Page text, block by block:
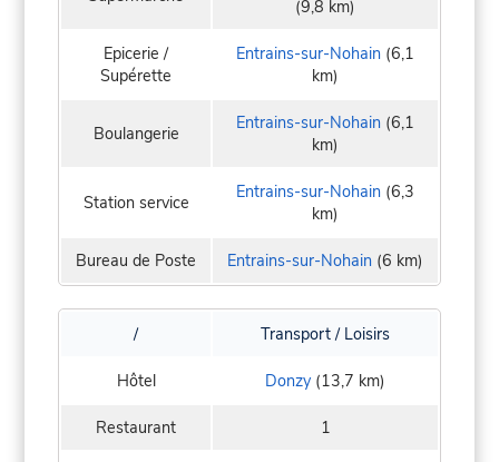
(9,8 km)
Epicerie /
Supérette
Entrains-sur-Nohain (6,1
km)
Boulangerie Entrains-sur-Nohain (6,1
km)
Station service Entrains-sur-Nohain (6,3
km)
Bureau de Poste Entrains-sur-Nohain (6 km)
/ Transport / Loisirs
Hôtel Donzy (13,7 km)
Restaurant 1